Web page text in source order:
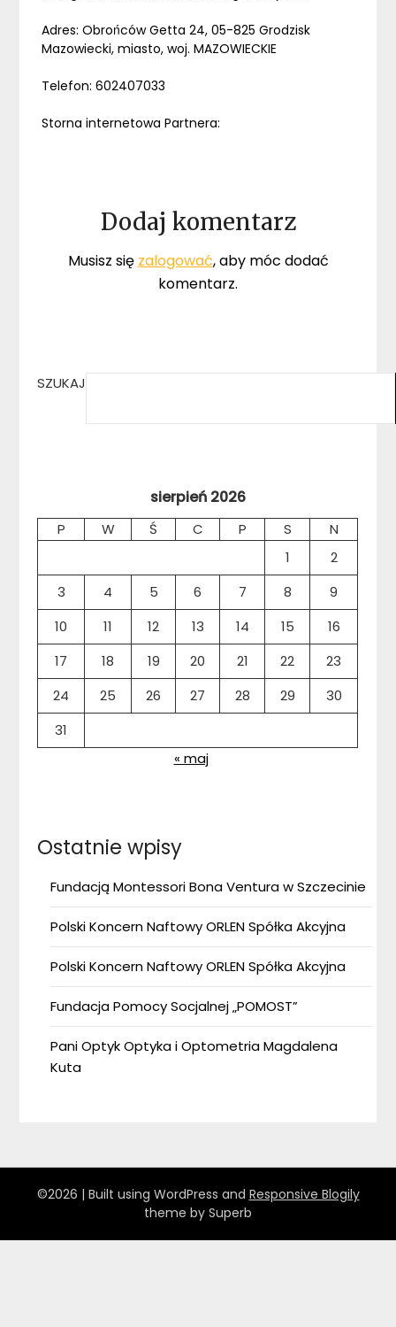
Adres: Obrońców Getta 24, 05-825 Grodzisk
Mazowiecki, miasto, woj. MAZOWIECKIE
Telefon: 602407033
Storna internetowa Partnera:
Dodaj komentarz
Musisz się zalogować, aby móc dodać
komentarz.
SZUKAJ
sierpień 2026
P W Ś C P S
N
1
2
3
4 5 6 7 8
9
10
11 12 13 14 15
16
17
18 19 20 21 22
23
24
25 26 27 28 29
30
31
« maj
Ostatnie wpisy
Fundacją Montessori Bona Ventura w Szczecinie
Polski Koncern Naftowy ORLEN Spółka Akcyjna
Polski Koncern Naftowy ORLEN Spółka Akcyjna
Fundacja Pomocy Socjalnej „POMOST”
Pani Optyk Optyka i Optometria Magdalena
Kuta
©2026 | Built using WordPress and Responsive Blogily
theme by Superb